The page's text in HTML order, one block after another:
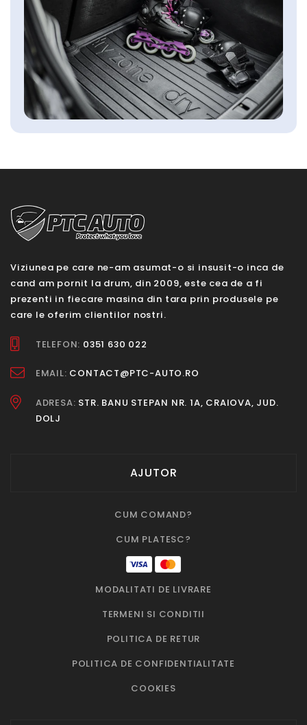
Viziunea pe care ne-am asumat-o si insusit-o inca de
cand am pornit la drum, din 2009, este cea de a fi
prezenti in fiecare masina din tara prin produsele pe
care le oferim clientilor nostri.
TELEFON: 0351 630 022
EMAIL: CONTACT@PTC-AUTO.RO
ADRESA: STR. BANU STEPAN NR. 1A, CRAIOVA, JUD.
DOLJ
AJUTOR
CUM COMAND?
CUM PLATESC?
MODALITATI DE LIVRARE
TERMENI SI CONDITII
POLITICA DE RETUR
POLITICA DE CONFIDENTIALITATE
COOKIES